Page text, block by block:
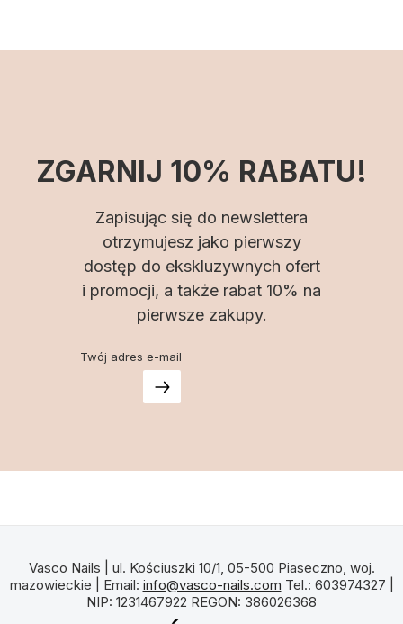
ZGARNIJ 10% RABATU!
Zapisując się do newslettera
otrzymujesz jako pierwszy
dostęp do ekskluzywnych ofert
i promocji, a także rabat 10% na
pierwsze zakupy.
Twój adres e-mail
Vasco Nails | ul. Kościuszki 10/1, 05-500 Piaseczno, woj.
mazowieckie | Email: info@vasco-nails.com Tel.: 603974327 |
NIP: 1231467922 REGON: 386026368